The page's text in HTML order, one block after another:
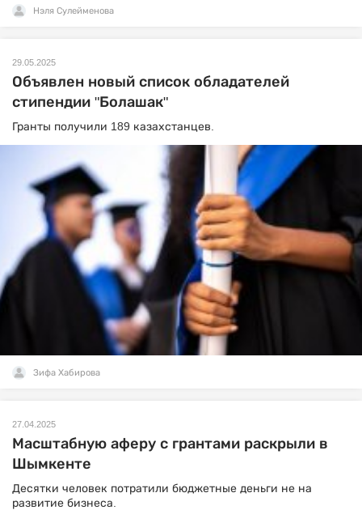
Нэля Сулейменова
29.05.2025
Объявлен новый список обладателей
стипендии "Болашак"
Гранты получили 189 казахстанцев.
Зифа Хабирова
27.04.2025
Масштабную аферу с грантами раскрыли в
Шымкенте
Десятки человек потратили бюджетные деньги не на
развитие бизнеса.